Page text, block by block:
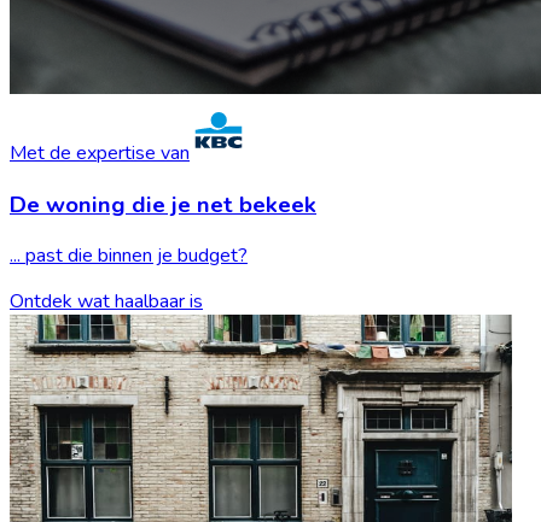
Met de expertise van
De woning die je net bekeek
... past die binnen je budget?
Ontdek wat haalbaar is